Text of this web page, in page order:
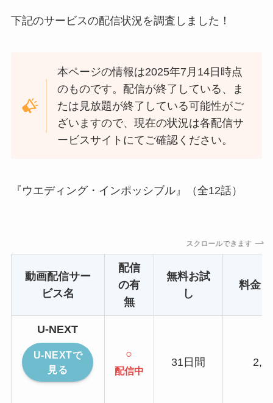
下記のサービスの配信状況を調査しました！
本ページの情報は2025年7月14日時点
のものです。配信が終了している、ま
たは見放題が終了している可能性がご
ざいますので、現在の状況は各配信サ
ービスサイトにてご確認ください。
『ウエディング・インポッシブル』（全12話）
スクロールできます
動画配信サー
ビス名
配信
の有
無
無料お試
し
料金
U-NEXT
U-NEXTで
見る
○
配信中
31日間